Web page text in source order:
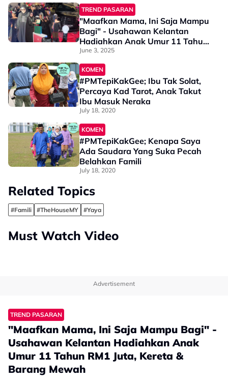
TREND PASARAN
"Maafkan Mama, Ini Saja Mampu
Bagi" - Usahawan Kelantan
Hadiahkan Anak Umur 11 Tahun
RM1 Juta, Kereta & Barang
Mewah
June 3, 2025
KOMEN
#PMTepiKakGee; Ibu Tak Solat,
Percaya Kad Tarot, Anak Takut
Ibu Masuk Neraka
July 18, 2020
KOMEN
#PMTepiKakGee; Kenapa Saya
Ada Saudara Yang Suka Pecah
Belahkan Famili
July 18, 2020
Related Topics
#Famili #TheHouseMY #Yaya
Must Watch Video
Advertisement
TREND PASARAN
"Maafkan Mama, Ini Saja Mampu Bagi" -
Usahawan Kelantan Hadiahkan Anak
Umur 11 Tahun RM1 Juta, Kereta &
Barang Mewah